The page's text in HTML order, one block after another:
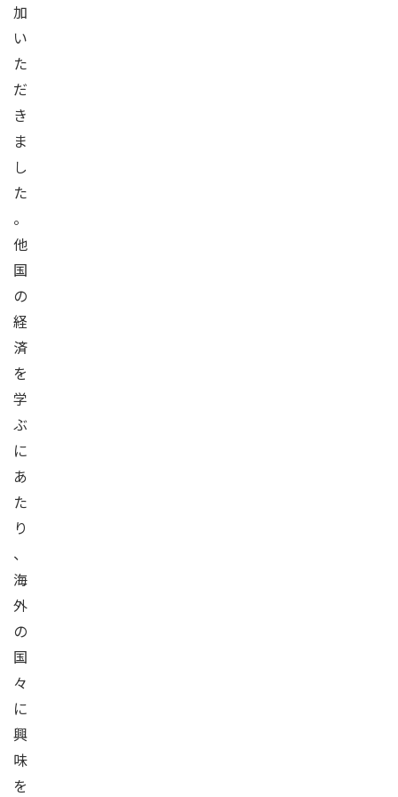
加
い
た
だ
き
ま
し
た
。
他
国
の
経
済
を
学
ぶ
に
あ
た
り
、
海
外
の
国
々
に
興
味
を